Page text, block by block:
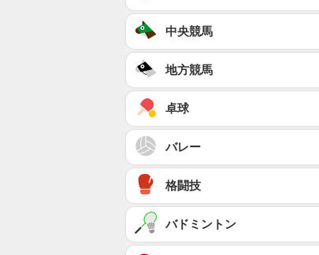
中央競馬
地方競馬
卓球
バレー
格闘技
バドミントン